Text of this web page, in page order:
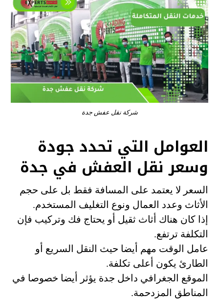
شركة نقل عفش جدة
العوامل التي تحدد جودة
وسعر نقل العفش في جدة
السعر لا يعتمد على المسافة فقط بل على حجم
الأثاث وعدد العمال ونوع التغليف المستخدم.
إذا كان هناك أثاث ثقيل أو يحتاج فك وتركيب فإن
التكلفة ترتفع.
عامل الوقت مهم أيضا حيث النقل السريع أو
الطارئ يكون أعلى تكلفة.
الموقع الجغرافي داخل جدة يؤثر أيضا خصوصا في
المناطق المزدحمة.